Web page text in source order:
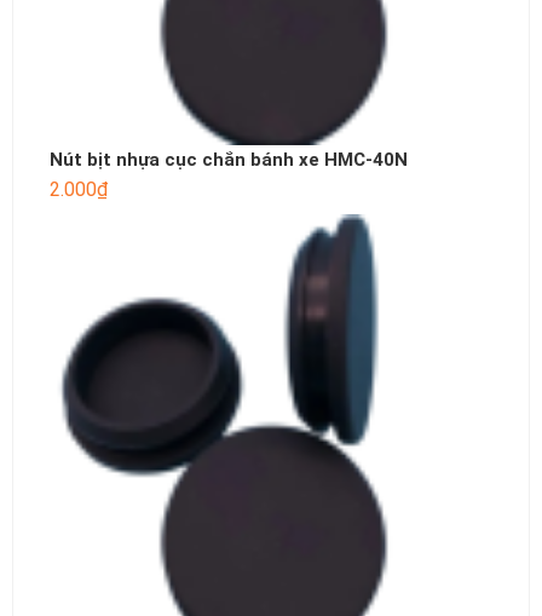
Nút bịt nhựa cục chắn bánh xe HMC-40N
2.000₫